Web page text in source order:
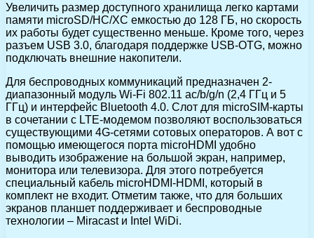
Увеличить размер доступного хранилища легко картами
памяти microSD/HC/XC емкостью до 128 ГБ, но скорость
их работы будет существенно меньше. Кроме того, через
разъем USB 3.0, благодаря поддержке USB-OTG, можно
подключать внешние накопители.
Для беспроводных коммуникаций предназначен 2-
диапазонный модуль Wi-Fi 802.11 aс/b/g/n (2,4 ГГц и 5
ГГц) и интерфейс Bluetooth 4.0. Слот для microSIM-карты
в сочетании с LTE-модемом позволяют воспользоваться
существующими 4G-сетями сотовых операторов. А вот с
помощью имеющегося порта microHDMI удобно
выводить изображение на большой экран, например,
монитора или телевизора. Для этого потребуется
специальный кабель microHDMI-HDMI, который в
комплект не входит. Отметим также, что для больших
экранов планшет поддерживает и беспроводные
технологии – Miracast и Intel WiDi.